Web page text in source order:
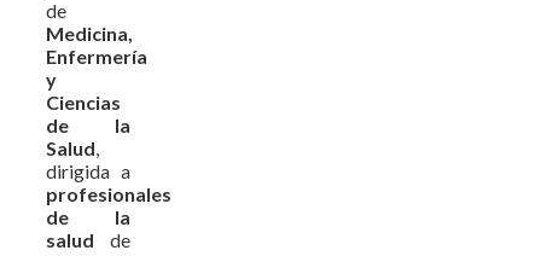
de
Medicina,
Enfermería
y
Ciencias
de la
Salud
dirigida a
profesionales
de la
salud de